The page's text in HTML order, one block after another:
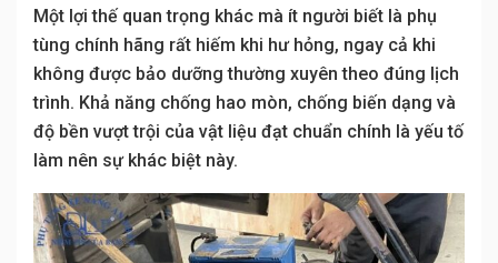
Một lợi thế quan trọng khác mà ít người biết là phụ
tùng chính hãng rất hiếm khi hư hỏng, ngay cả khi
không được bảo dưỡng thường xuyên theo đúng lịch
trình. Khả năng chống hao mòn, chống biến dạng và
độ bền vượt trội của vật liệu đạt chuẩn chính là yếu tố
làm nên sự khác biệt này.